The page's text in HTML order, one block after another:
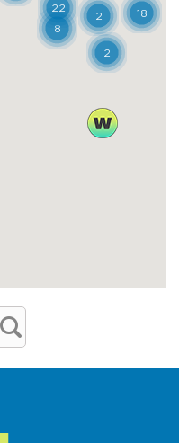
aperto
i più famosi street
bandiere di una
che a sua volta
con favore e si
ha dipinto
il murale